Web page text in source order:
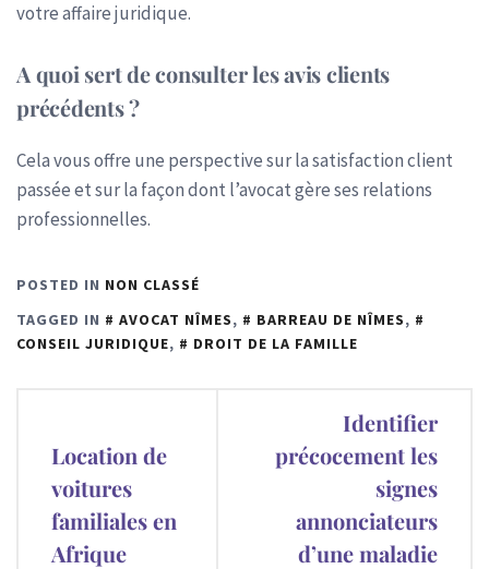
votre affaire juridique.
A quoi sert de consulter les avis clients
précédents ?
Cela vous offre une perspective sur la satisfaction client
passée et sur la façon dont l’avocat gère ses relations
professionnelles.
POSTED IN NON CLASSÉ
TAGGED IN
AVOCAT NÎMES, BARREAU DE NÎMES,
CONSEIL JURIDIQUE, DROIT DE LA FAMILLE
l’article
Location de
voitures
familiales en
Afrique
Identifier
précocement les
signes
annonciateurs
d’une maladie